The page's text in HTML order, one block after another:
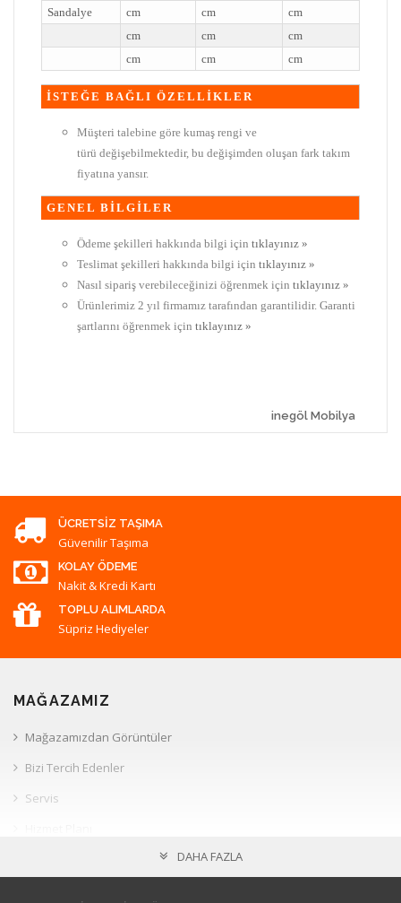
Sandalye
cm cm
cm
cm
cm
cm
cm
cm cm
İSTEĞE BAĞLI ÖZELLİKLER
Müşteri talebine göre kumaş rengi ve
türü değişebilmektedir, bu değişimden oluşan fark takım
fiyatına yansır.
GENEL BİLGİLER
Ödeme şekilleri hakkında bilgi için tıklayınız »
Teslimat şekilleri hakkında bilgi için tıklayınız »
Nasıl sipariş verebileceğinizi öğrenmek için tıklayınız »
Ürünlerimiz 2 yıl firmamız tarafından garantilidir. Garanti
şartlarını öğrenmek için tıklayınız »
inegöl Mobilya
ÜCRETSIZ TAŞIMA
Güvenilir Taşıma
KOLAY ÖDEME
Nakit & Kredi Kartı
TOPLU ALIMLARDA
Süpriz Hediyeler
MAĞAZAMIZ
Mağazamızdan Görüntüler
Bizi Tercih Edenler
Servis
DAHA FAZLA